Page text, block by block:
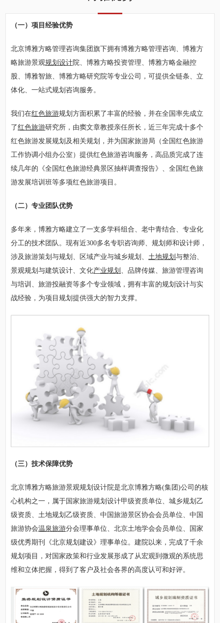
（一）项目经验优势
北京博雅方略管理咨询集团旗下拥有博雅方略管理咨询、博雅方
略旅游景观规划设计院、博雅方略投资管理、博雅方略金融控
股、博雅智旅、博雅方略研究院等专业公司，可提供全链条、立
体化、一站式规划咨询服务。
我们在红色旅游规划方面积累了丰富的经验，并在全国率先成立
了红色旅游研究所，由窦文章教授亲任所长，近三年完成十多个
红色旅游发展规划及相关规划，并为国家旅游局（全国红色旅游
工作协调小组办公室）提供红色旅游咨询服务，高品质完成了连
续几年的《全国红色旅游经典景区抽样调查报告》、全国红色旅
游发展培训班等多项红色旅游项目。
（二）专业团队优势
多年来，博雅方略建立了一支多学科组合、老中青结合、专业化
分工的技术团队。现有近300多名专职咨询师、规划师和设计师，
涉及旅游策划与规划、区域产业与城乡规划、土地规划与整治、
景观规划与建筑设计、文化产业规划 、品牌传媒、旅游管理咨询
与培训、旅游投融资等多个专业领域，拥有丰富的规划设计与实
战经验，为项目规划提供强大的智力支撑。
（三）技术保障优势
北京博雅方略旅游景观规划设计院是北京博雅方略(集团)公司的核
心机构之一，属于国家旅游规划设计甲级资质单位、城乡规划乙
级资质、土地规划乙级资质、中国旅游景区协会会员单位、中国
旅游协会温泉旅游分会理事单位、北京土地学会会员单位、国家
级优秀期刊《北京规划建设》理事单位。建院以来，完成了千余
规划项目，对国家政策和行业发展形成了从宏观到微观的系统思
维和立体把握，得到了客户及社会各界的高度认可和好评。